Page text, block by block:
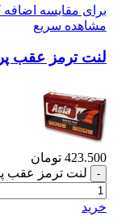
برای مقایسه اضافه
مشاهده سریع
لنت ترمز عقب
423.500 تومان
لنت ترمز عقب
خرید